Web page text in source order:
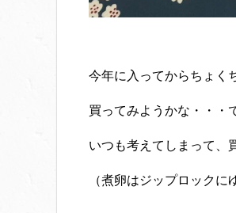
今年に入ってからちょく
買ってみようかな・・・
いつも考えてしまって、
（煮卵はジップロックに